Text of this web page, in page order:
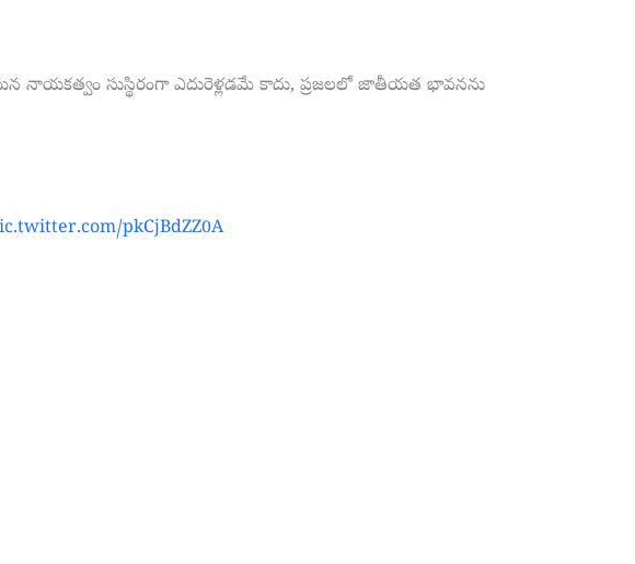
నాయకత్వం సుస్థిరంగా ఎదురెళ్లడమే కాదు, ప్రజలలో జాతీయత భావనను
pkCjBdZZ0A